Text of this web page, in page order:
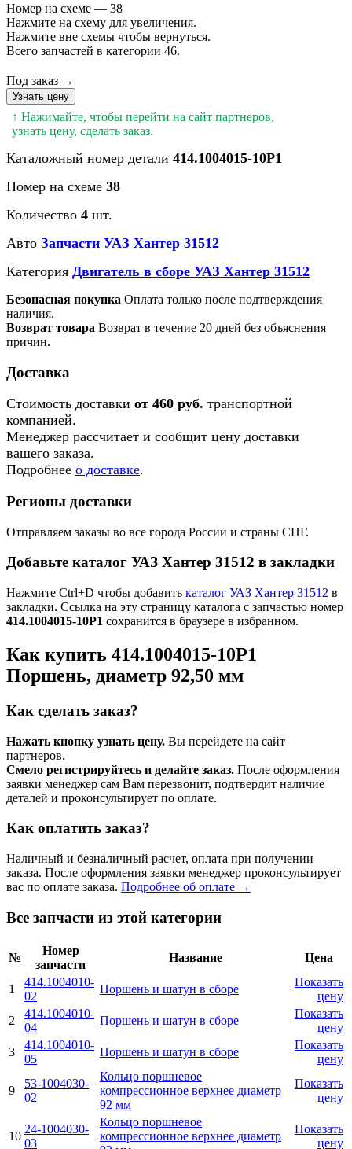
Номер на схеме — 38
Нажмите на схему для увеличения.
Нажмите вне схемы чтобы вернуться.
Всего запчастей в категории 46.
Под заказ →
Узнать цену
↑ Нажимайте, чтобы перейти на сайт партнеров,
узнать цену, сделать заказ.
Каталожный номер детали 414.1004015-10Р1
Номер на схеме 38
Количество 4 шт.
Авто Запчасти УАЗ Хантер 31512
Категория Двигатель в сборе УАЗ Хантер 31512
Безопасная покупка Оплата только после подтверждения
наличия.
Возврат товара Возврат в течение 20 дней без объяснения
причин.
Доставка
Стоимость доставки от 460 руб. транспортной
компанией.
Менеджер рассчитает и сообщит цену доставки
вашего заказа.
Подробнее о доставке.
Регионы доставки
Отправляем заказы во все города России и страны СНГ.
Добавьте каталог УАЗ Хантер 31512 в закладки
Нажмите Ctrl+D чтобы добавить каталог УАЗ Хантер 31512 в
закладки. Ссылка на эту страницу каталога с запчастью номер
414.1004015-10Р1 сохранится в браузере в избранном.
Как купить 414.1004015-10Р1
Поршень, диаметр 92,50 мм
Как сделать заказ?
Нажать кнопку узнать цену. Вы перейдете на сайт
партнеров.
Смело регистрируйтесь и делайте заказ. После оформления
заявки менеджер сам Вам перезвонит, подтвердит наличие
деталей и проконсультирует по оплате.
Как оплатить заказ?
Наличный и безналичный расчет, оплата при получении
заказа. После оформления заявки менеджер проконсультирует
вас по оплате заказа. Подробнее об оплате →
Все запчасти из этой категории
№
Номер
запчасти
Название Цена
1
414.1004010-
02
Поршень и шатун в сборе
Показать
цену
2
414.1004010-
04
Поршень и шатун в сборе
Показать
цену
3
414.1004010-
05
Поршень и шатун в сборе
Показать
цену
9
53-1004030-
02
Кольцо поршневое
компрессионное верхнее диаметр
92 мм
Показать
цену
10
24-1004030-
03
Кольцо поршневое
компрессионное верхнее диаметр
Показать
цену